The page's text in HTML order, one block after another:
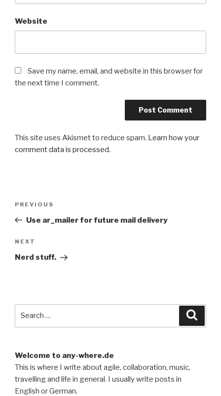
Website
Save my name, email, and website in this browser for
the next time I comment.
This site uses Akismet to reduce spam. Learn how your
comment data is processed.
Previous
Post
PREVIOUS
Use ar_mailer for future mail delivery
Next
Post
NEXT
Nerd stuff.
Welcome to any-where.de
This is where I write about agile, collaboration, music,
travelling and life in general. I usually write posts in
English or German.